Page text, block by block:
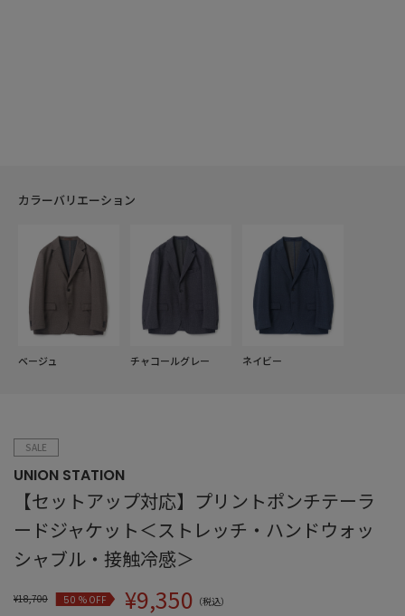
カラーバリエーション
ベージュ チャコールグレー ネイビー
SALE
UNION STATION
【セットアップ対応】プリントポンチテーラ
ードジャケット＜ストレッチ・ハンドウォッ
シャブル・接触冷感＞
¥18,700 50% OFF ¥9,350 （税込）